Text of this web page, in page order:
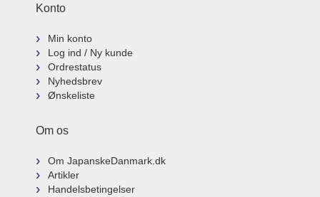
Konto
Min konto
Log ind / Ny kunde
Ordrestatus
Nyhedsbrev
Ønskeliste
Om os
Om JapanskeDanmark.dk
Artikler
Handelsbetingelser